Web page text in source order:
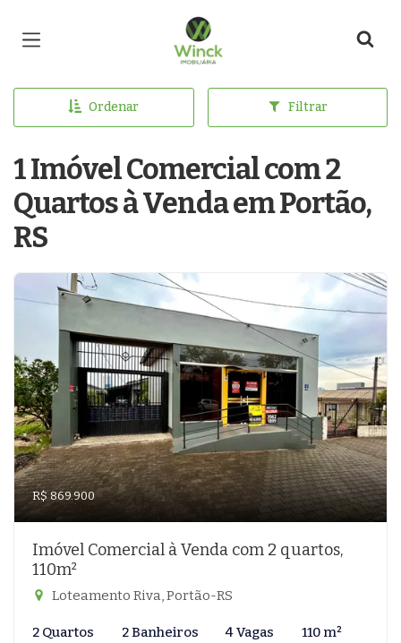
Página inicial
Ordenar Filtrar
1 Imóvel Comercial com 2
Quartos à Venda em Portão,
RS
R$ 869.900
Imóvel Comercial à Venda com 2 quartos,
110m²
Loteamento Riva, Portão-RS
2 Quartos 2 Banheiros 4 Vagas 110 m²